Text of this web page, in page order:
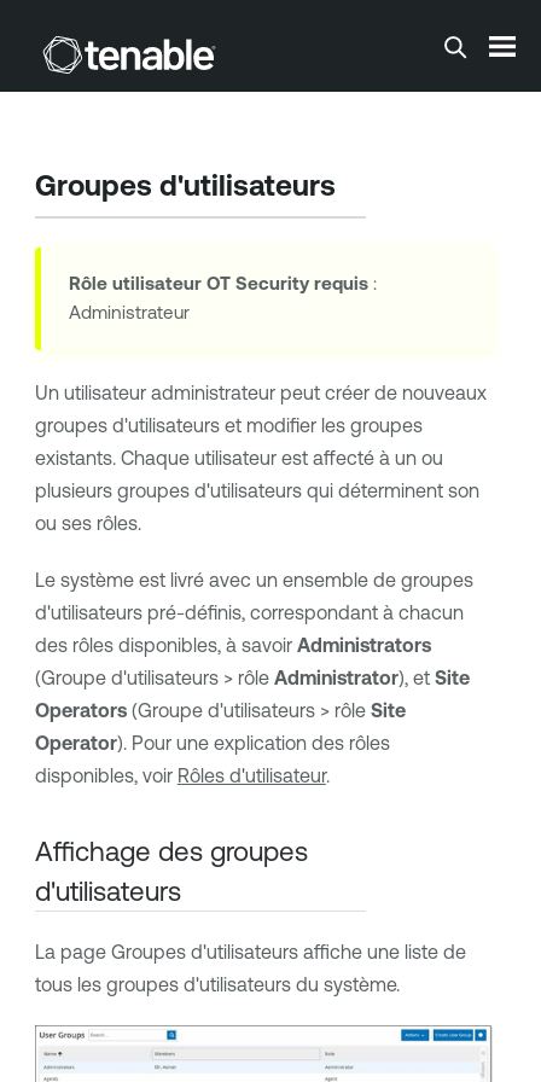
Passer au contenu principal
Groupes d'utilisateurs
Rôle utilisateur OT Securityrequis:
Administrateur
Un utilisateur administrateur peut créer de nouveaux
groupes d'utilisateurs et modifier les groupes
existants. Chaque utilisateur est affecté à un ou
plusieurs groupes d'utilisateurs qui déterminent son
ou ses rôles.
Le système est livré avec un ensemble de groupes
d'utilisateurs pré-définis, correspondant à chacun
des rôles disponibles, à savoir Administrators
(Groupe d'utilisateurs > rôle Administrator), et Site
Operators(Groupe d'utilisateurs > rôle Site
Operator). Pour une explication des rôles
disponibles, voir Rôles d'utilisateur.
Affichage des groupes
d'utilisateurs
La page Groupes d'utilisateurs affiche une liste de
tous les groupes d'utilisateurs du système.